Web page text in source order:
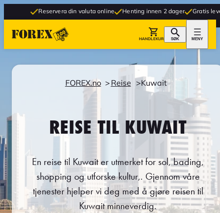
Reservera din valuta online Henting innen 2 dager Gratis levering til
HANDLEKURV SØK MENY
FOREX.no Reise Kuwait
REISE TIL KUWAIT
En reise til Kuwait er utmerket for sol, bading,
shopping og utforske kultur,. Gjennom våre
tjenester hjelper vi deg med å gjøre reisen til
Kuwait minneverdig.